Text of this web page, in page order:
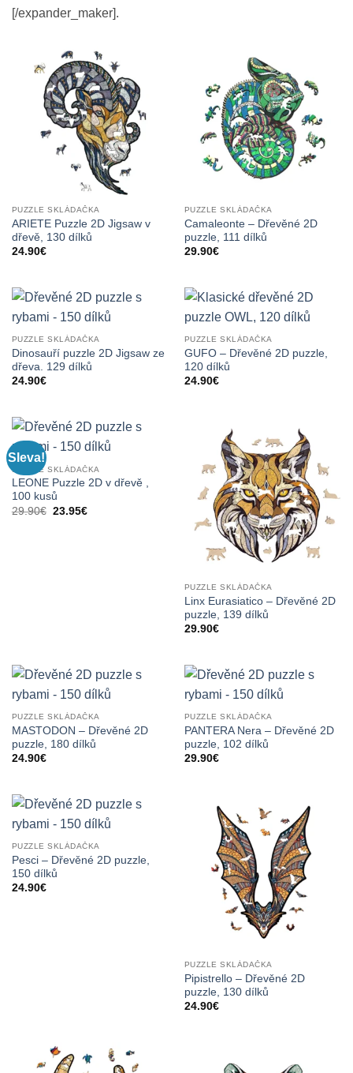
[/expander_maker].
PUZZLE SKLÁDAČKA
ARIETE Puzzle 2D Jigsaw v
dřevě, 130 dílků
24.90€
PUZZLE SKLÁDAČKA
Camaleonte – Dřevěné 2D
puzzle, 111 dílků
29.90€
PUZZLE SKLÁDAČKA
Dinosauří puzzle 2D Jigsaw ze
dřeva. 129 dílků
24.90€
PUZZLE SKLÁDAČKA
GUFO – Dřevěné 2D puzzle,
120 dílků
24.90€
Sleva!
PUZZLE SKLÁDAČKA
LEONE Puzzle 2D v dřevě ,
100 kusů
29.90€ Původní
23.95€Aktuální
PUZZLE SKLÁDAČKA
Linx Eurasiatico – Dřevěné 2D
puzzle, 139 dílků
29.90€
PUZZLE SKLÁDAČKA
MASTODON – Dřevěné 2D
puzzle, 180 dílků
24.90€
PUZZLE SKLÁDAČKA
PANTERA Nera – Dřevěné 2D
puzzle, 102 dílků
29.90€
PUZZLE SKLÁDAČKA
Pesci – Dřevěné 2D puzzle,
150 dílků
24.90€
PUZZLE SKLÁDAČKA
Pipistrello – Dřevěné 2D
puzzle, 130 dílků
24.90€